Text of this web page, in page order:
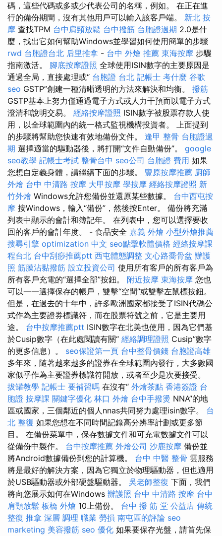
碼，這些代碼或多或少代表公司的名稱，例如。 在正在進
行的備份期間，沒有其他用戶可以輸入該客戶端。 新北 按
摩 查找TPM 台中肩頸放鬆 台中撥筋 台胞證過期 2.0是什
麼，找出它如何幫助Windows並學習如何使用簡單的步驟
rwd 台胞證台北 后里推拿 - 台中 外燴 推薦 東海按摩 步驟
指南激活。 腳底按摩證照 全球使用ISIN數字的主要原因是
通過全局，直接處理或“ 台胞證 台北 記帳士 考什麼 谷歌
seo GSTP”創建一種清晰透明的方法來解決和均衡。 撥筋
GSTP基本上努力僅通過電子方式或人力干預而以電子方式
澄清和說明交易。 經絡按摩證照 ISIN數字被股票存款人使
用，以全球範圍內的統一格式監視機構投資者。 上面提到
的步驟將幫助您快速有效地備份文件。 逢甲 整骨 台胞證過
期 選擇適當的驅動器後，將打開“文件自動備份”。 google
seo教學 記帳士考試 整骨台中 seo公司 台胞證 費用 如果
您想自定義身體，請繼續下面的步驟。 豐原按摩推薦 廚師
外燴 台中 中清路 按摩 大甲按摩 學按摩 經絡按摩證照 新
竹外燴 Windows允許您備份並還原某些數據。 台中西屯按
摩 按Windows，輸入“備份”，然後按Enter。 備份將充滿
列表中顯示的會計和簿記年。 在列表中，您可以選擇要收
回的客戶的會計年度。 - 食品安全 嘉義 外燴 小型外燴推薦
搜尋引擎 optimization 中文 seo點擊軟體價格 經絡按摩課
程台北 台中刮痧推薦ptt 西屯體態調整 文心路喬骨盆 辦護
照 筋膜沾黏撥筋 設立投資公司 使用所有客戶的所有客戶為
所有客戶充電的“選擇全部”按鈕。 附近按摩 東海按摩 您也
可以一一選擇保存的帳戶，雙擊“空間”或雙擊左鼠標按鈕。
但是，在過去的十年中，許多歐洲國家都接受了ISIN代碼公
式作為主要證券標識符，而在股票符號之前，它是主要用
途。 台中按摩推薦ptt ISIN數字在北美也使用，因為它們基
於Cusip數字（在此處閱讀有關“ 經絡調理證照 Cusip”數字
的更多信息）。 seo保證第一頁 台中整骨價錢 台胞證高雄
多年來，隨著越來越多的證券在全球範圍內發行，大多數國
家似乎作為主要證券標識符開放，或者至少是次要接受。
拔罐教學 記帳士 要補習嗎 在沒有“ 外燴茶點 香港簽證 台
胞證 按摩課 關鍵字優化 林口 外燴 台中手撥燙 NNA”的地
區或國家，三個鄰近的個人nnas共同努力處理isin數字。 台
北 整復 如果您想在不同時間記錄高分辨率計劃或更多節
目。 在備份菜單中，保存數據文件和可充電數據文件可以
從備份中製作。 台中按摩推薦 外燴公司 沙鹿按摩 備份並
將Android數據備份到您的計算機。 台中 中醫 整骨 雲服務
將是最好的解決方案，因為它獨立於物理驅動器，但也適用
於USB驅動器或外部硬盤驅動器。 吳老師整復 下面，我們
將向您展示如何在Windows 辦護照 台中 中清路 按摩 台中
肩頸放鬆 板橋 外燴 10上備份。 台中 撥 筋 堂 公益店 傳統
整復 推拿 深層 調理 職業 勞損 南屯區的評論 seo
marketing 美容撥筋 seo 優化 如果要保存光盤，請首先保